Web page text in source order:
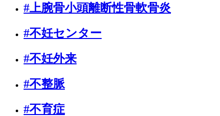
#上腕骨小頭離断性骨軟骨炎
#不妊センター
#不妊外来
#不整脈
#不育症